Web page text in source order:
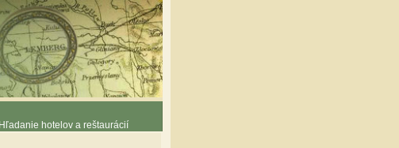
Hľadanie hotelov a reštaurácií